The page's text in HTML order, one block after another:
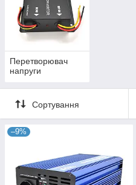
Перетворювач
напруги
Сортування
–9%